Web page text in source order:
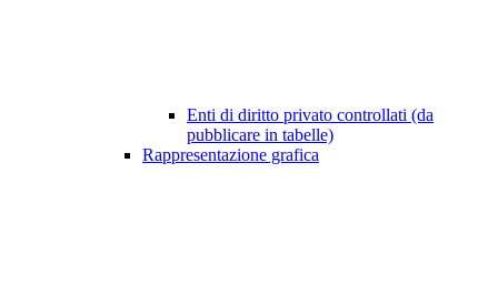
Enti di diritto privato controllati (da
pubblicare in tabelle)
Rappresentazione grafica